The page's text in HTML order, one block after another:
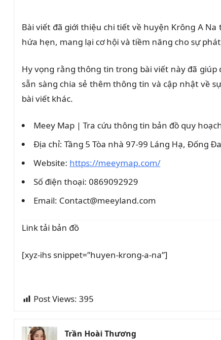
Bài viết đã giới thiệu chi tiết về huyện Krông A
hứa hẹn, mang lại cơ hội và tiềm năng cho sự
Hy vọng rằng thông tin trong bài viết này đã
sẵn sàng chia sẻ thêm thông tin và cập nhật về
bài viết khác.
Meey Map | Tra cứu thông tin bản đồ quy
Địa chỉ: Tầng 5 Tòa nhà 97-99 Láng Hạ, Đống
Website: https://meeymap.com/
Số điện thoại: 0869092929
Email: Contact@meeyland.com
Link tải bản đồ
[xyz-ihs snippet=”huyen-krong-a-na”]
Post Views: 395
Trần Hoài Thương